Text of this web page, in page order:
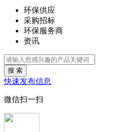
环保供应
采购招标
环保服务商
资讯
搜 索
快速发布信息
微信扫一扫